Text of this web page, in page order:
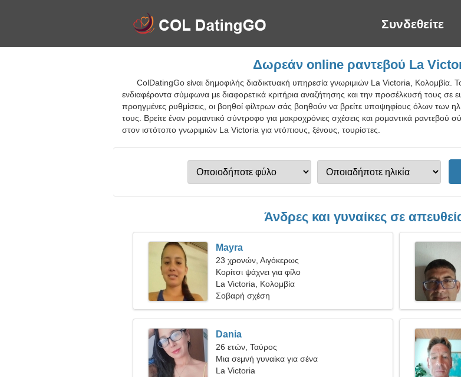
Συνδεθείτε
Δωρεάν online ραντεβού La
ColDatingGo είναι δημοφιλής διαδικτυακή υπηρεσία γνωριμιών La Victoria,
ενδιαφέροντα σύμφωνα με διαφορετικά κριτήρια αναζήτησης και την προσέλκυσή τους σε
προηγμένες ρυθμίσεις, οι βοηθοί φίλτρων σάς βοηθούν να βρείτε υποψηφίους όλων των
τους. Βρείτε έναν ρομαντικό σύντροφο για μακροχρόνιες σχέσεις και ρομαντικά
στον ιστότοπο γνωριμιών La Victoria για ντόπιους, ξένους, τουρίστες.
Άνδρες και γυναίκες σε
Mayra
23 χρονών, Αιγόκερως
Κορίτσι ψάχνει για φίλο
La Victoria, Κολομβία
Σοβαρή σχέση
Dania
26 ετών, Ταύρος
Μια σεμνή γυναίκα για σένα
La Victoria